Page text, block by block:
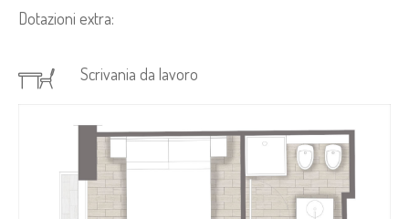
Dotazioni extra:
Scrivania da lavoro